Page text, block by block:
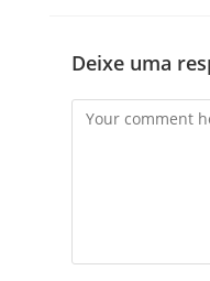
Deixe uma